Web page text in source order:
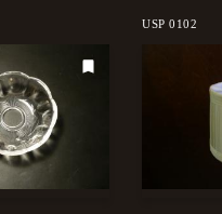
USP 0102